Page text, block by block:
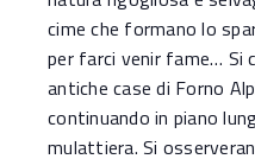
cime che formano lo
per farci venir fame… Si
antiche case di Forno
continuando in piano
mulattiera. Si